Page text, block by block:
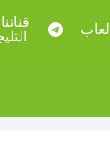
العاب